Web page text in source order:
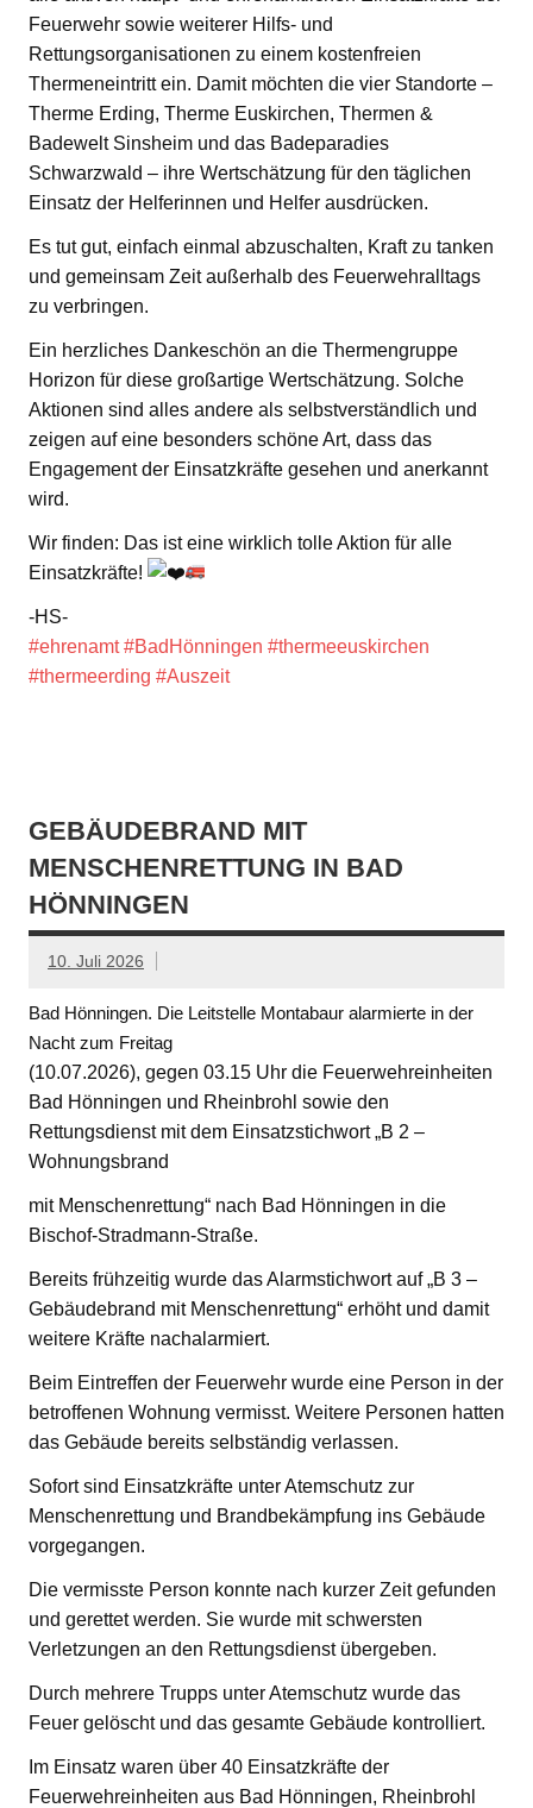
Feuerwehr sowie weiterer Hilfs- und
Rettungsorganisationen zu einem kostenfreien
Thermeneintritt ein. Damit möchten die vier Standorte –
Therme Erding, Therme Euskirchen, Thermen &
Badewelt Sinsheim und das Badeparadies
Schwarzwald – ihre Wertschätzung für den täglichen
Einsatz der Helferinnen und Helfer ausdrücken.
Es tut gut, einfach einmal abzuschalten, Kraft zu tanken
und gemeinsam Zeit außerhalb des Feuerwehralltags
zu verbringen.
Ein herzliches Dankeschön an die Thermengruppe
Horizon für diese großartige Wertschätzung. Solche
Aktionen sind alles andere als selbstverständlich und
zeigen auf eine besonders schöne Art, dass das
Engagement der Einsatzkräfte gesehen und anerkannt
wird.
Wir finden: Das ist eine wirklich tolle Aktion für alle
Einsatzkräfte!
-HS-
#ehrenamt #BadHönningen #thermeeuskirchen
#thermeerding #Auszeit
GEBÄUDEBRAND MIT
MENSCHENRETTUNG IN BAD
HÖNNINGEN
10. Juli 2026
Bad Hönningen. Die Leitstelle Montabaur alarmierte in der
Nacht zum Freitag
(10.07.2026), gegen 03.15 Uhr die Feuerwehreinheiten
Bad Hönningen und Rheinbrohl sowie den
Rettungsdienst mit dem Einsatzstichwort „B 2 –
Wohnungsbrand
mit Menschenrettung“ nach Bad Hönningen in die
Bischof-Stradmann-Straße.
Bereits frühzeitig wurde das Alarmstichwort auf „B 3 –
Gebäudebrand mit Menschenrettung“ erhöht und damit
weitere Kräfte nachalarmiert.
Beim Eintreffen der Feuerwehr wurde eine Person in der
betroffenen Wohnung vermisst. Weitere Personen hatten
das Gebäude bereits selbständig verlassen.
Sofort sind Einsatzkräfte unter Atemschutz zur
Menschenrettung und Brandbekämpfung ins Gebäude
vorgegangen.
Die vermisste Person konnte nach kurzer Zeit gefunden
und gerettet werden. Sie wurde mit schwersten
Verletzungen an den Rettungsdienst übergeben.
Durch mehrere Trupps unter Atemschutz wurde das
Feuer gelöscht und das gesamte Gebäude kontrolliert.
Im Einsatz waren über 40 Einsatzkräfte der
Feuerwehreinheiten aus Bad Hönningen, Rheinbrohl